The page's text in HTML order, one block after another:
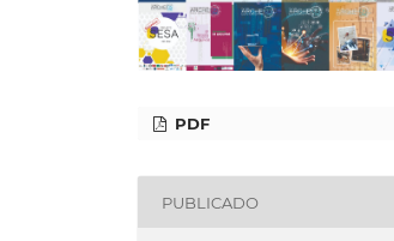
PDF
PUBLICADO